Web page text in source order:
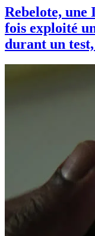
Rebelote, une
fois exploité
durant un